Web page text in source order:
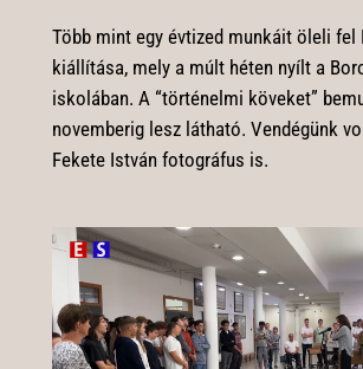
Több mint egy évtized munkáit öleli fel
kiállítása, mely a múlt héten nyílt a
iskolában. A “történelmi köveket”
novemberig lesz látható. Vendégünk
Fekete István fotográfus is.